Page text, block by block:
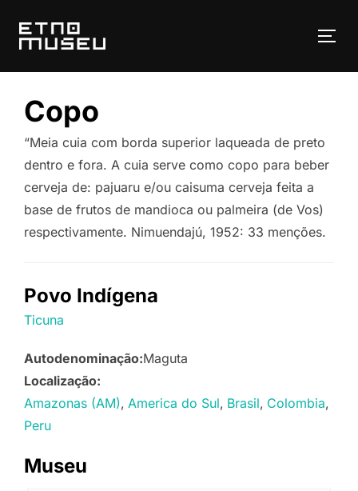
para
Copo
“Meia cuia com borda superior laqueada de preto
dentro e fora. A cuia serve como copo para beber
cerveja de: pajuaru e/ou caisuma cerveja feita a
base de frutos de mandioca ou palmeira (de Vos)
respectivamente. Nimuendajú, 1952: 33 menções.
Povo Indígena
Ticuna
Autodenominação:Maguta
Localização:
Amazonas (AM) America do Sul Brasil Colombia
Peru
Museu